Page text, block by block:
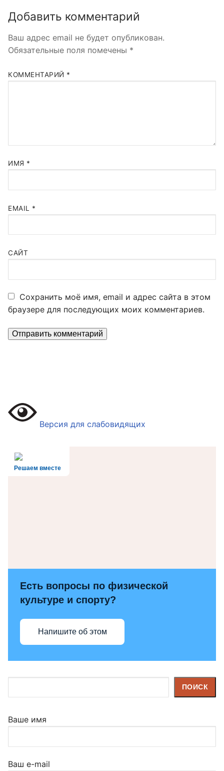
Добавить комментарий
Ваш адрес email не будет опубликован.
Обязательные поля помечены *
КОММЕНТАРИЙ *
ИМЯ *
EMAIL *
САЙТ
Сохранить моё имя, email и адрес сайта в этом
браузере для последующих моих комментариев.
Версия для слабовидящих
Решаем вместе
Есть вопросы по физической
культуре и спорту?
Напишите об этом
ПОИСК
Ваше имя
Ваш e-mail